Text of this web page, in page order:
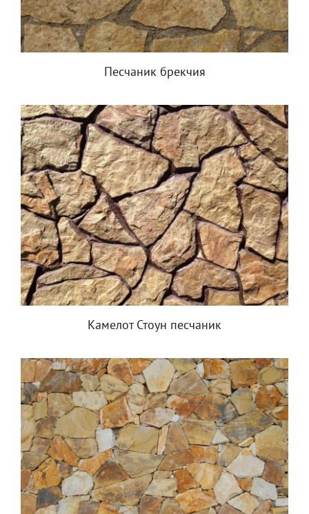
Песчаник брекчия
Камелот Стоун песчаник